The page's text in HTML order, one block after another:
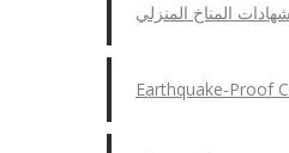
شهادات المناخ المنزلي
Earthquake-Proof